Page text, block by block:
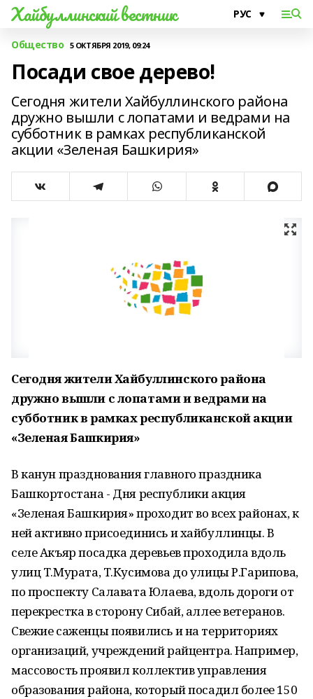
Хайбуллинский вестник
Общество 5 ОКТЯБРЯ 2019, 09:24
Посади свое дерево!
Сегодня жители Хайбуллинского района
дружно вышли с лопатами и ведрами на
субботник в рамках республиканской
акции «Зеленая Башкирия»
Сегодня жители Хайбуллинского района
дружно вышли с лопатами и ведрами на
субботник в рамках республиканской акции
«Зеленая Башкирия»
В канун празднования главного праздника
Башкортостана - Дня республики акция
«Зеленая Башкирия» проходит во всех районах, к
ней активно присоединись и хайбуллинцы. В
селе Акъяр посадка деревьев проходила вдоль
улиц Т.Мурата, Т.Кусимова до улицы Р.Гарипова,
по проспекту Салавата Юлаева, вдоль дороги от
перекрестка в сторону Сибай, аллее ветеранов.
Свежие саженцы появились и на территориях
организаций, учреждений райцентра. Например,
массовость проявил коллектив управления
образования района, который посадил более 150